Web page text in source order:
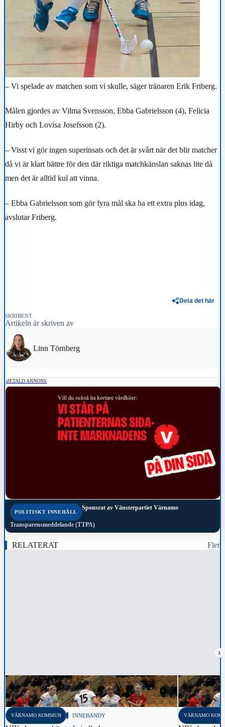
– Vi spelade av matchen som vi skulle, säger tränaren Erik Friberg.
Målen gjordes av Vilma Svensson, Ebba Gabrielsson (4), Felicia
Hirby och Lovisa Josefsson (2).
– Visst vi gör ingen superinsats och det är svårt när det blir matcher
då vi är klart bättre för den där riktiga matchkänslan saknas lite då
men det är alltid kul att vinna.
– Ebba Gabrielsson som gör fyra mål ska ha ett extra plus idag,
avslutar Friberg.
Dela det här
SKRIBENT
Artikeln är skriven av
Linn Törnberg
BETALD ANNONS
POLITISKT INNEHÅLL
Sponsrat av Vänsterpartiet Värnamo
Transparensmeddelande (TTPA)
RELATERAT Fler
›
VÄRNAMO KOMMUN INNEBANDY VÄRNAMO